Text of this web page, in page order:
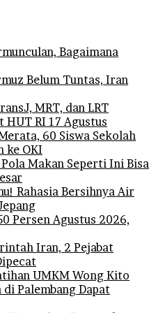
Bagaimana
Belum Tuntas, Iran
MRT, dan LRT
HUT RI 17 Agustus
60 Siswa Sekolah
ke OKI
Makan Seperti Ini Bisa
Rahasia Bersihnya Air
Persen Agustus 2026,
Iran, 2 Pejabat
UMKM Wong Kito
di Palembang Dapat